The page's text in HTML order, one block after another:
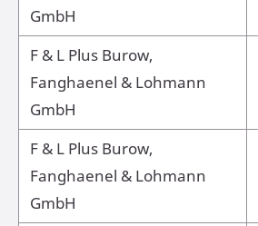
GmbH
F & L Plus Burow,
Fanghaenel & Lohmann
GmbH
F & L Plus Burow,
Fanghaenel & Lohmann
GmbH